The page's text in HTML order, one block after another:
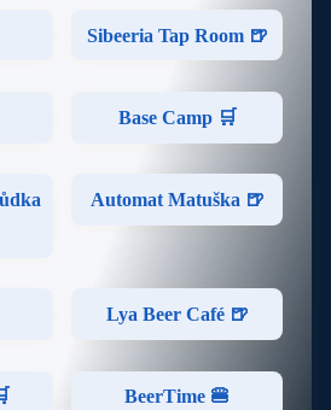
Sibeeria Tap Room 🍺
Base Camp 🛒
Automat Matuška 🍺
Lya Beer Café 🍺
BeerTime 🍔